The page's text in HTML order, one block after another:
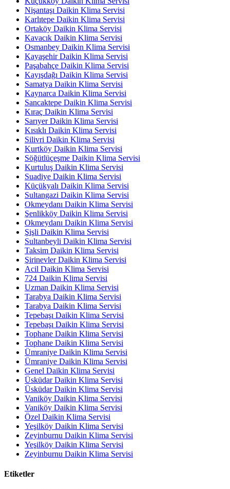
Nişantaşı Daikin Klima Servisi
Karlıtepe Daikin Klima Servisi
Ortaköy Daikin Klima Servisi
Kavacık Daikin Klima Servisi
Osmanbey Daikin Klima Servisi
Kayaşehir Daikin Klima Servisi
Paşabahçe Daikin Klima Servisi
Kayışdağı Daikin Klima Servisi
Samatya Daikin Klima Servisi
Kaynarca Daikin Klima Servisi
Sancaktepe Daikin Klima Servisi
Kıraç Daikin Klima Servisi
Sarıyer Daikin Klima Servisi
Kısıklı Daikin Klima Servisi
Silivri Daikin Klima Servisi
Kurtköy Daikin Klima Servisi
Söğütlüçeşme Daikin Klima Servisi
Kurtuluş Daikin Klima Servisi
Suadiye Daikin Klima Servisi
Küçükyalı Daikin Klima Servisi
Sultangazi Daikin Klima Servisi
Okmeydanı Daikin Klima Servisi
Şenlikköy Daikin Klima Servisi
Okmeydanı Daikin Klima Servisi
Şişli Daikin Klima Servisi
Sultanbeyli Daikin Klima Servisi
Taksim Daikin Klima Servisi
Şirinevler Daikin Klima Servisi
Acil Daikin Klima Servisi
724 Daikin Klima Servisi
Uzman Daikin Klima Servisi
Tarabya Daikin Klima Servisi
Tarabya Daikin Klima Servisi
Tepebaşı Daikin Klima Servisi
Tepebaşı Daikin Klima Servisi
Tophane Daikin Klima Servisi
Tophane Daikin Klima Servisi
Ümraniye Daikin Klima Servisi
Ümraniye Daikin Klima Servisi
Genel Daikin Klima Servisi
Üsküdar Daikin Klima Servisi
Üsküdar Daikin Klima Servisi
Vaniköy Daikin Klima Servisi
Vaniköy Daikin Klima Servisi
Özel Daikin Klima Servisi
Yeşilköy Daikin Klima Servisi
Zeyinburnu Daikin Klima Servisi
Yeşilköy Daikin Klima Servisi
Zeyinburnu Daikin Klima Servisi
Etiketler